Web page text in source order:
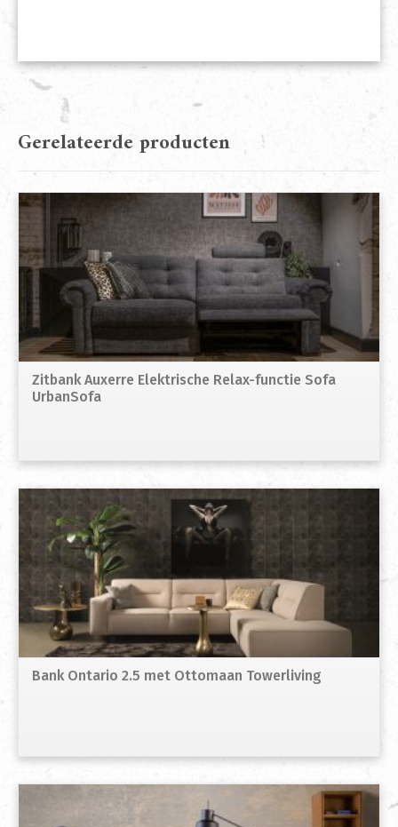
Gerelateerde producten
Zitbank Auxerre Elektrische Relax-functie Sofa
UrbanSofa
Bank Ontario 2.5 met Ottomaan Towerliving